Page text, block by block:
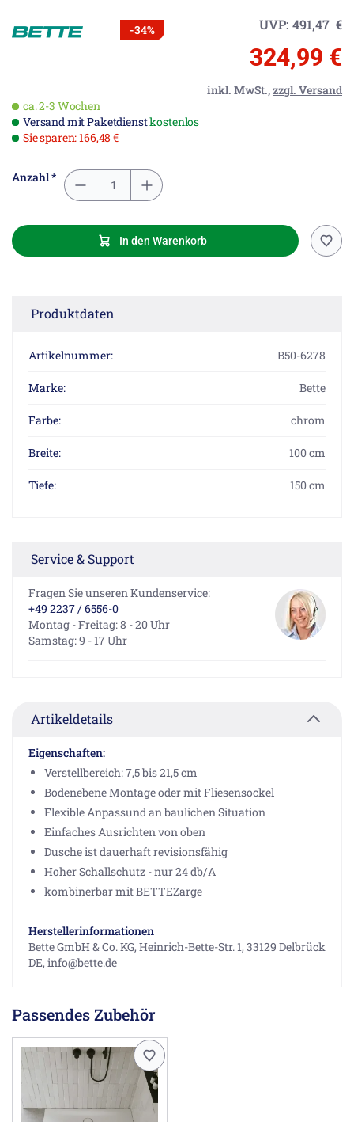
-34% UVP: 491,47€
324,99 €
inkl. MwSt.,zzgl. Versand
ca. 2-3 Wochen
Versand mit Paketdienstkostenlos
Sie sparen: 166,48 €
Anzahl *
In den Warenkorb
Produktdaten
Artikelnummer: B50-6278
Marke: Bette
Farbe: chrom
Breite: 100 cm
Tiefe: 150 cm
Service & Support
Fragen Sie unseren Kundenservice:
+49 2237 / 6556-0
Montag - Freitag: 8 - 20 Uhr
Samstag: 9 - 17 Uhr
Artikeldetails
Eigenschaften:
Verstellbereich: 7,5 bis 21,5 cm
Bodenebene Montage oder mit Fliesensockel
Flexible Anpassund an baulichen Situation
Einfaches Ausrichten von oben
Dusche ist dauerhaft revisionsfähig
Hoher Schallschutz - nur 24 db/A
kombinerbar mit BETTEZarge
Herstellerinformationen
Bette GmbH & Co. KG, Heinrich-Bette-Str. 1, 33129 Delbrück
DE, info@bette.de
Passendes Zubehör